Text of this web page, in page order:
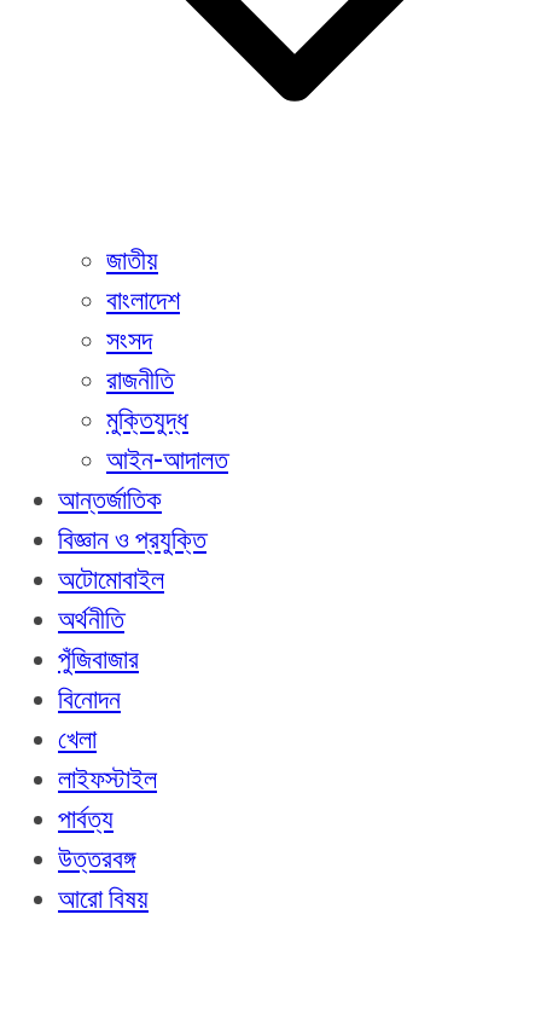
জাতীয়
বাংলাদেশ
সংসদ
রাজনীতি
মুক্তিযুদ্ধ
আইন-আদালত
আন্তর্জাতিক
বিজ্ঞান ও প্রযুক্তি
অটোমোবাইল
অর্থনীতি
পুঁজিবাজার
বিনোদন
খেলা
লাইফস্টাইল
পার্বত্য
উত্তরবঙ্গ
আরো বিষয়